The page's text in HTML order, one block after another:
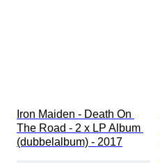
Iron Maiden - Death On
The Road - 2 x LP Album
(dubbelalbum) - 2017